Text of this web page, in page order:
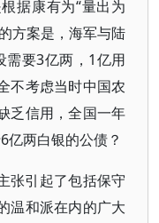
据康有为“量出为
方案是，海军与陆
需要3亿两，1亿用
不考虑当时中国农
乏信用，全国一年
亿两白银的公债？
张引起了包括保守
温和派在内的广大